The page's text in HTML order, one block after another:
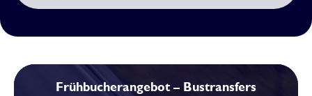
Frühbucherangebot – Bustransfers